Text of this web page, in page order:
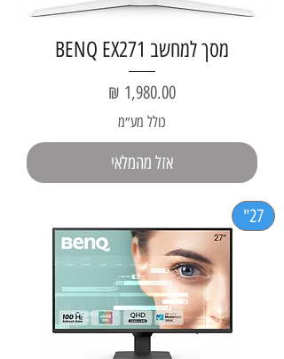
מסך למחשב BENQ EX271
מחיר
כולל מע״מ
אזל מהמלאי
27"